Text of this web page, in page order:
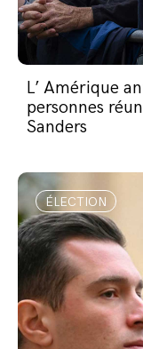
L’ Amérique
personnes
Sanders
ÉLECTION